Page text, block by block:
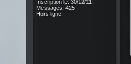
Inscription le: 30/12/11
Messages: 425
Hors ligne